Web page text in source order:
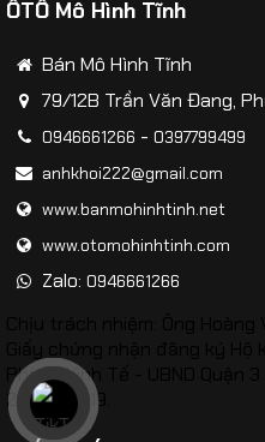
​Mô hình Máy bay
ÔTÔ Mô Hình Tĩnh
Bán Mô Hình Tĩnh
79/12B Trần Văn Đang,
0946661266 - 0397799499
anhkhoi222@gmail.com
www.banmohinhtinh.net
www.otomohinhtinh.com
Zalo: 0946661266
Phòng Kinh Tế - UBND Quận
26/02/2019.